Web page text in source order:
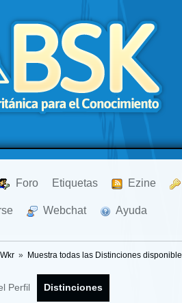
Foro Etiquetas Ezine
Webchat Ayuda
» Muestra todas las Distinciones
Perfil Distinciones